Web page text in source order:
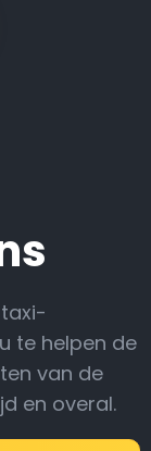
te helpen de
van de
en overal.